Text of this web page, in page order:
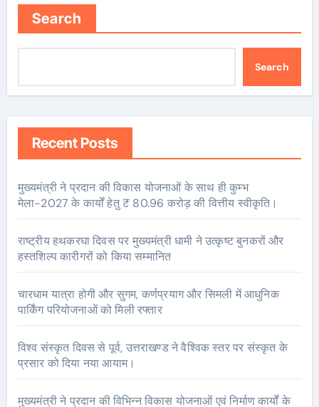
Search
Search
Recent Posts
मुख्यमंत्री ने प्रदान की विकास योजनाओं के साथ ही कुम्भ
मेला-2027 के कार्यों हेतु ₹ 80.96 करोड़ की वित्तीय स्वीकृति।
राष्ट्रीय हथकरघा दिवस पर मुख्यमंत्री धामी ने उत्कृष्ट बुनकरों और
हस्तशिल्प कारीगरों को किया सम्मानित
चारधाम यात्रा होगी और सुगम, कर्णप्रयाग और सिमली में आधुनिक
पार्किंग परियोजनाओं को मिली रफ्तार
विश्व संस्कृत दिवस से पूर्व, उत्तराखण्ड ने वैश्विक स्तर पर संस्कृत के
प्रसार को दिया नया आयाम।
मुख्यमंत्री ने प्रदान की विभिन्न विकास योजनाओं एवं निर्माण कार्यों के